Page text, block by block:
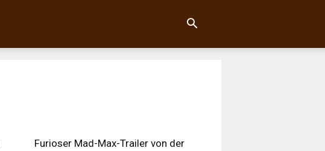
Furioser Mad-Max-Trailer von der